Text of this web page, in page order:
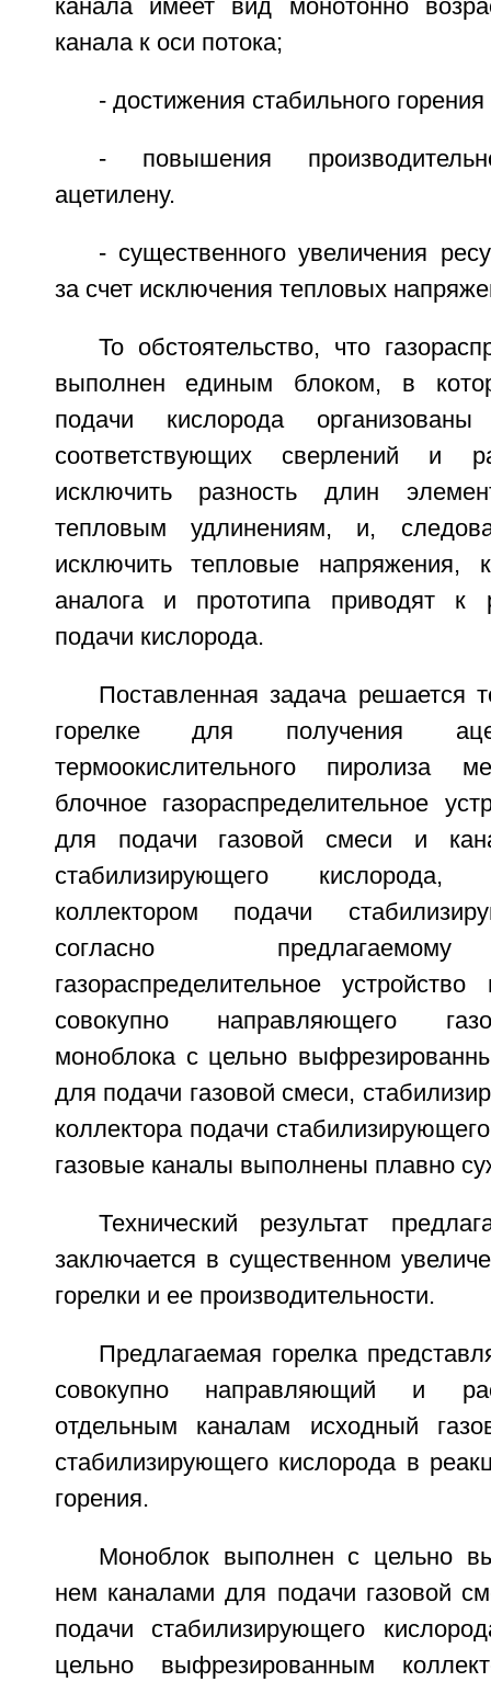
канала имеет вид монотонно
канала к оси потока;
- достижения стабильного
- повышения
ацетилену.
- существенного увеличения
за счет исключения тепловых
То обстоятельство, что
выполнен единым блоком, в
подачи кислорода
соответствующих сверлений и
исключить разность длин
тепловым удлинениям, и,
исключить тепловые напряжения,
аналога и прототипа приводят к
подачи кислорода.
Поставленная задача решается
горелке для получения
термоокислительного пиролиза
блочное газораспределительное
для подачи газовой смеси и
стабилизирующего
коллектором подачи
согласно
газораспределительное
совокупно направляющего
моноблока с цельно
для подачи газовой смеси,
коллектора подачи
газовые каналы выполнены плавно
Технический результат
заключается в существенном
горелки и ее производительности.
Предлагаемая горелка
совокупно направляющий и
отдельным каналам исходный
стабилизирующего кислорода в
горения.
Моноблок выполнен с цельно
нем каналами для подачи газовой
подачи стабилизирующего
цельно выфрезированным